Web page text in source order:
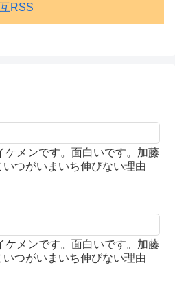
RSS
ケメンです。面白いです。加藤
つがいまいち伸びない理由
ケメンです。面白いです。加藤
つがいまいち伸びない理由